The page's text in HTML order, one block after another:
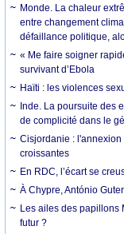
Monde. La chaleur
entre changement
défaillance politique,
« Me faire soigner
survivant d’Ebola
Haïti : les violences
Inde. La poursuite des
de complicité dans le
Cisjordanie :
croissantes
En RDC, l’écart se
À Chypre, António
Les ailes des papillons
futur ?